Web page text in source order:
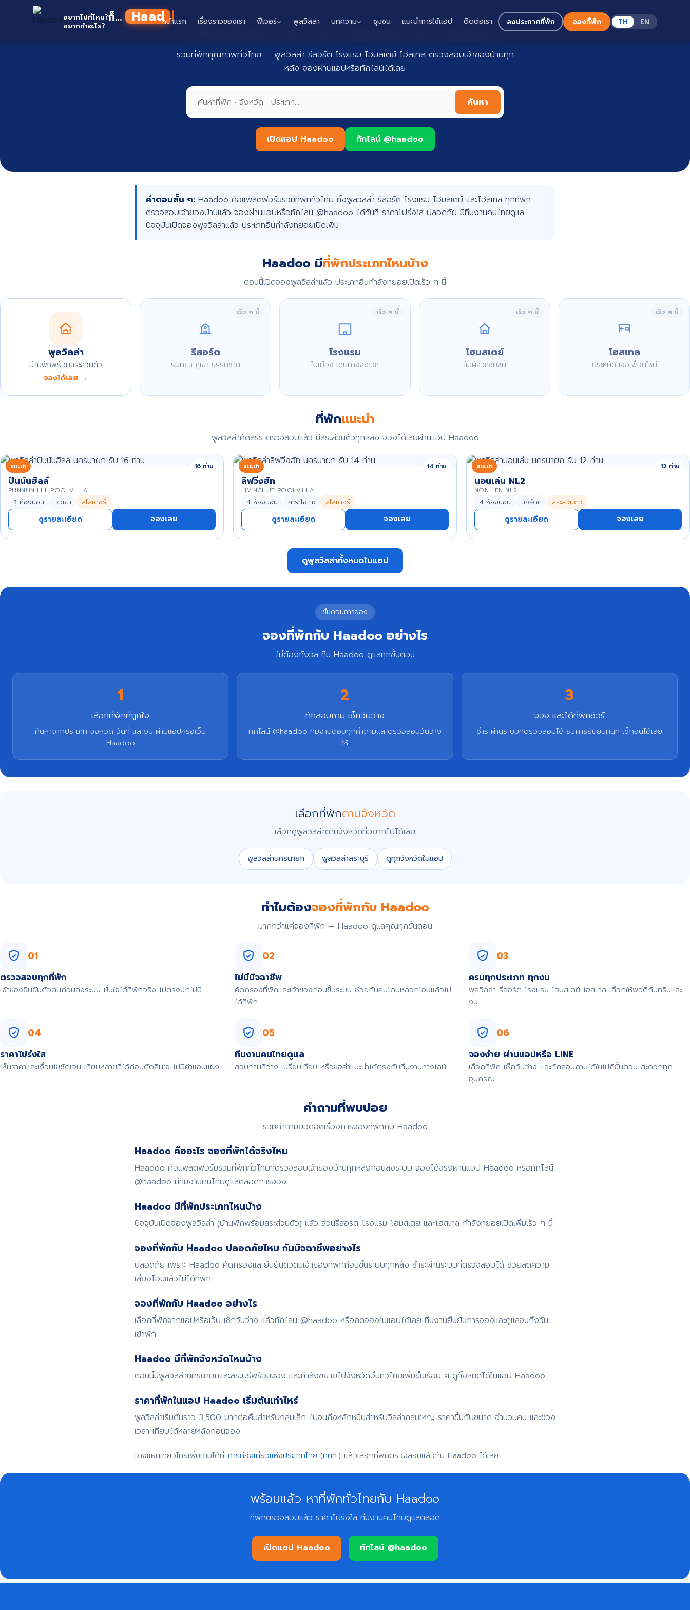
อยากไปที่ไหน?
อยากทำอะไร?
ก็... Haadoo
อ่านว่า หาดู
หน้าแรก เรื่องราวของเรา ฟีเจอร์ พูลวิลล่า บทความ ชุมชน แนะนำการใช้แอป ติดต่อเรา ลงประกาศที่พัก จองที่พัก TH EN
ที่พักทั่วไทย จองง่าย ปลอดภัย กับ Haadoo
รวมที่พักคุณภาพทั่วไทย — พูลวิลล่า รีสอร์ต โรงแรม โฮมสเตย์ โฮสเทล ตรวจสอบเจ้าของบ้านทุก
หลัง จองผ่านแอปหรือทักไลน์ได้เลย
ค้นหา
เปิดแอป Haadoo ทักไลน์ @haadoo
คำตอบสั้น ๆ: Haadoo คือแพลตฟอร์มรวมที่พักทั่วไทย ทั้งพูลวิลล่า รีสอร์ต โรงแรม โฮมสเตย์ และโฮสเทล ทุกที่พัก
ตรวจสอบเจ้าของบ้านแล้ว จองผ่านแอปหรือทักไลน์ @haadoo ได้ทันที ราคาโปร่งใส ปลอดภัย มีทีมงานคนไทยดูแล
ปัจจุบันเปิดจองพูลวิลล่าแล้ว ประเภทอื่นกำลังทยอยเปิดเพิ่ม
Haadoo มีที่พักประเภทไหนบ้าง
ตอนนี้เปิดจองพูลวิลล่าแล้ว ประเภทอื่นกำลังทยอยเปิดเร็ว ๆ นี้
พูลวิลล่า
บ้านพักพร้อมสระส่วนตัว
จองได้เลย →
เร็ว ๆ นี้
รีสอร์ต
ริมทะเล ภูเขา ธรรมชาติ
เร็ว ๆ นี้
โรงแรม
ในเมือง เดินทางสะดวก
เร็ว ๆ นี้
โฮมสเตย์
สัมผัสวิถีชุมชน
เร็ว ๆ นี้
โฮสเทล
ประหยัด เจอเพื่อนใหม่
ที่พักแนะนำ
พูลวิลล่าคัดสรร ตรวจสอบแล้ว มีสระส่วนตัวทุกหลัง จองได้เลยผ่านแอป Haadoo
แนะนำ 16 ท่าน
ปันนันฮิลล์
PUNNUNHILL POOLVILLA
3 ห้องนอน วิวเขา สไลเดอร์
ดูรายละเอียด จองเลย
แนะนำ 14 ท่าน
ลิฟวิ่งฮัท
LIVINGHUT POOLVILLA
4 ห้องนอน คาราโอเกะ สไลเดอร์
ดูรายละเอียด จองเลย
แนะนำ 12 ท่าน
นอนเล่น NL2
NON LEN NL2
4 ห้องนอน นอร์ดิก สระส่วนตัว
ดูรายละเอียด จองเลย
ดูพูลวิลล่าทั้งหมดในแอป
ขั้นตอนการจอง
จองที่พักกับ Haadoo อย่างไร
ไม่ต้องกังวล ทีม Haadoo ดูแลทุกขั้นตอน
1
เลือกที่พักที่ถูกใจ
ค้นหาจากประเภท จังหวัด วันที่ และงบ ผ่านแอปหรือเว็บ
Haadoo
2
ทักสอบถาม เช็กวันว่าง
ทักไลน์ @haadoo ทีมงานตอบทุกคำถามและตรวจสอบวันว่าง
ให้
3
จอง และได้ที่พักชัวร์
ชำระผ่านระบบที่ตรวจสอบได้ รับการยืนยันทันที เช็กอินได้เลย
เลือกที่พักตามจังหวัด
เลือกดูพูลวิลล่าตามจังหวัดที่อยากไปได้เลย
พูลวิลล่านครนายก พูลวิลล่าสระบุรี ดูทุกจังหวัดในแอป
ทำไมต้องจองที่พักกับ Haadoo
มากกว่าแค่จองที่พัก — Haadoo ดูแลคุณทุกขั้นตอน
01
ตรวจสอบทุกที่พัก
เจ้าของยืนยันตัวตนก่อนลงระบบ มั่นใจได้ที่พักจริง ไม่ตรงปกไม่มี
02
ไม่มีมิจฉาชีพ
คัดกรองที่พักและเจ้าของก่อนขึ้นระบบ ช่วยกันคนโดนหลอกโอนแล้วไม่
ได้ที่พัก
03
ครบทุกประเภท ทุกงบ
พูลวิลล่า รีสอร์ต โรงแรม โฮมสเตย์ โฮสเทล เลือกให้พอดีกับทริปและ
งบ
04
ราคาโปร่งใส
เห็นราคาและเงื่อนไขชัดเจน เทียบหลายที่ได้ก่อนตัดสินใจ ไม่มีค่าแอบแฝง
05
ทีมงานคนไทยดูแล
สอบถามที่ว่าง เปรียบเทียบ หรือขอคำแนะนำได้ตรงกับทีมงานทางไลน์
06
จองง่าย ผ่านแอปหรือ LINE
เลือกที่พัก เช็กวันว่าง และทักสอบถามได้ในไม่กี่ขั้นตอน สะดวกทุก
อุปกรณ์
คำถามที่พบบ่อย
รวมคำถามยอดฮิตเรื่องการจองที่พักกับ Haadoo
Haadoo คืออะไร จองที่พักได้จริงไหม
Haadoo คือแพลตฟอร์มรวมที่พักทั่วไทยที่ตรวจสอบเจ้าของบ้านทุกหลังก่อนลงระบบ จองได้จริงผ่านแอป Haadoo หรือทักไลน์
@haadoo มีทีมงานคนไทยดูแลตลอดการจอง
Haadoo มีที่พักประเภทไหนบ้าง
ปัจจุบันเปิดจองพูลวิลล่า (บ้านพักพร้อมสระส่วนตัว) แล้ว ส่วนรีสอร์ต โรงแรม โฮมสเตย์ และโฮสเทล กำลังทยอยเปิดเพิ่มเร็ว ๆ นี้
จองที่พักกับ Haadoo ปลอดภัยไหม กันมิจฉาชีพอย่างไร
ปลอดภัย เพราะ Haadoo คัดกรองและยืนยันตัวตนเจ้าของที่พักก่อนขึ้นระบบทุกหลัง ชำระผ่านระบบที่ตรวจสอบได้ ช่วยลดความ
เสี่ยงโอนแล้วไม่ได้ที่พัก
จองที่พักกับ Haadoo อย่างไร
เลือกที่พักจากแอปหรือเว็บ เช็กวันว่าง แล้วทักไลน์ @haadoo หรือกดจองในแอปได้เลย ทีมงานยืนยันการจองและดูแลจนถึงวัน
เข้าพัก
Haadoo มีที่พักจังหวัดไหนบ้าง
ตอนนี้มีพูลวิลล่านครนายกและสระบุรีพร้อมจอง และกำลังขยายไปจังหวัดอื่นทั่วไทยเพิ่มขึ้นเรื่อย ๆ ดูทั้งหมดได้ในแอป Haadoo
ราคาที่พักในแอป Haadoo เริ่มต้นเท่าไหร่
พูลวิลล่าเริ่มต้นราว 3,500 บาทต่อคืนสำหรับกลุ่มเล็ก ไปจนถึงหลักหมื่นสำหรับวิลล่ากลุ่มใหญ่ ราคาขึ้นกับขนาด จำนวนคน และช่วง
เวลา เทียบได้หลายหลังก่อนจอง
วางแผนเที่ยวไทยเพิ่มเติมได้ที่ การท่องเที่ยวแห่งประเทศไทย (ททท.) แล้วเลือกที่พักตรวจสอบแล้วกับ Haadoo ได้เลย
พร้อมแล้ว หาที่พักทั่วไทยกับ Haadoo
ที่พักตรวจสอบแล้ว ราคาโปร่งใส ทีมงานคนไทยดูแลตลอด
เปิดแอป Haadoo ทักไลน์ @haadoo